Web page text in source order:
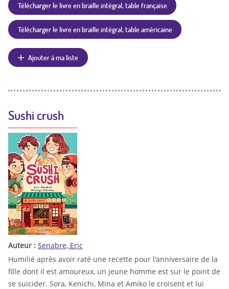
Télécharger le livre en braille intégral, table française
Télécharger le livre en braille intégral, table américaine
Ajouter à ma liste
Sushi crush
Auteur : Senabre, Eric
Humilié après avoir raté une recette pour l'anniversaire de la
fille dont il est amoureux, un jeune homme est sur le point de
se suicider. Sora, Kenichi, Mina et Amiko le croisent et lui